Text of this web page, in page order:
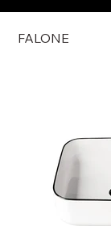
FALONE